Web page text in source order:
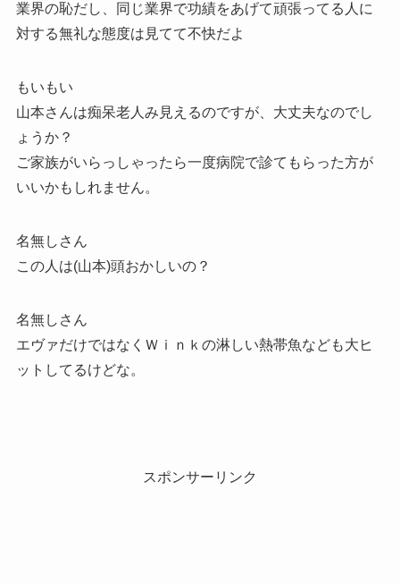
業界の恥だし、同じ業界で功績をあげて頑張ってる人に
対する無礼な態度は見てて不快だよ
もいもい
山本さんは痴呆老人み見えるのですが、大丈夫なのでし
ょうか？
ご家族がいらっしゃったら一度病院で診てもらった方が
いいかもしれません。
名無しさん
この人は(山本)頭おかしいの？
名無しさん
エヴァだけではなくＷｉｎｋの淋しい熱帯魚なども大ヒ
ットしてるけどな。
スポンサーリンク